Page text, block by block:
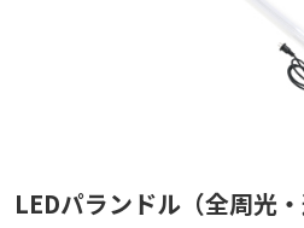
LEDパランドル（全周光・